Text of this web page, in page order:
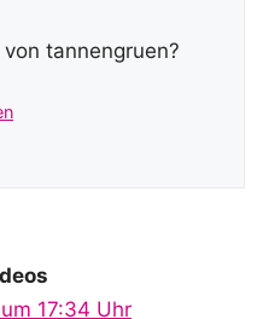
tannengruen?
17:34 Uhr